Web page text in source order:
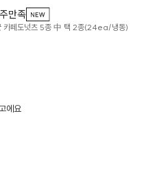
만족
카페도넛츠 5종 中 택 2종(24ea/냉동)
에요